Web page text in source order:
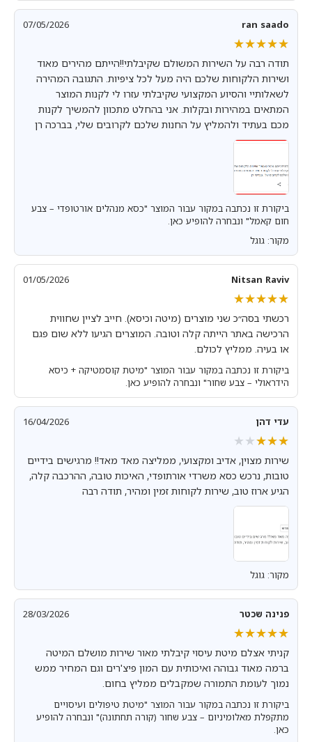
ran saado
07/05/2026
★★★★★
★★★★★
תודה רבה על השירות המשולם שקיבלתי!!הייתם מהירים מאוד
ושירות הלקוחות שלכם היה מעל לכל ציפיות. התגובה המהירה
לשאלותיי והסיוע המקצועי שקיבלתי עזרו לי לקנות המוצר
המתאים במהירות ובקלות. אני בהחלט מתכוון להמשיך לקנות
מכם בעתיד ולהמליץ על החנות שלכם לקרובים שלי, בברכה רן
ביקורת זו נכתבה במקור עבור המוצר "כסא מנהלים אורטופדי – צבע
חום קאמל" ונבחרה להופיע כאן.
מקור: גוגל
Nitsan Raviv
01/05/2026
★★★★★
★★★★★
רכשתי בסה״כ שני מוצרים (מיטה וכיסא). חייב לציין שחווית
הרכישה באתר הייתה קלה וטובה. המוצרים הגיעו ללא שום פגם
או בעיה. ממליץ לכולם.
ביקורת זו נכתבה במקור עבור המוצר "מיטת קוסמטיקה + כיסא
הידראולי – צבע שחור" ונבחרה להופיע כאן.
עדי דהן 16/04/2026
★★★★★
★★★★★
שירות מצוין, אדיב ומקצועי, ממליצה מאד מאד!! מרגישים בידיים
טובות, נרכש כסא משרדי אורתופדי, האיכות טובה, ההרכבה קלה,
הגיע ארוז טוב, שירות לקוחות זמין ומהיר, תודה רבה
מקור: גוגל
פנינה שכטר 28/03/2026
★★★★★
★★★★★
קניתי אצלם מיטת עיסוי קיבלתי מאור שירות מושלם המיטה
ברמה מאוד גבוהה ואיכותית עם המון פיצ'רים וגם המחיר ממש
נמוך לעומת התמורה שמקבלים ממליץ בחום.
ביקורת זו נכתבה במקור עבור המוצר "מיטת טיפולים ועיסויים
מתקפלת מאלומיניום – צבע שחור (קורה תחתונה)" ונבחרה להופיע
כאן.